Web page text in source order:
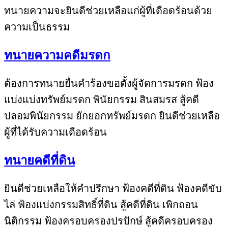
ทนายความจะยินดีช่วยเหลือแก่ผู้ที่เดือดร้อนด้วย
ความเป็นธรรม
ทนายความคดีมรดก
ต้องการทนายยื่นคำร้องขอตั้งผู้จัดการมรดก ฟ้อง
แบ่งแบ่งทรัพย์มรดก พินัยกรรม สินสมรส สู้คดี
ปลอมพินัยกรรม ยักยอกทรัพย์มรดก ยินดีช่วยเหลือ
ผู้ที่ได้รับความเดือดร้อน
ทนายคดีที่ดิน
ยินดีช่วยเหลือให้คำปรึกษา ฟ้องคดีที่ดิน ฟ้องคดีขับ
ไล่ ฟ้องแบ่งกรรมสิทธิ์ที่ดิน สู้คดีที่ดิน เพิกถอน
นิติกรรม ฟ้องครอบครองปรปักษ์ สู้คดีครอบครอง